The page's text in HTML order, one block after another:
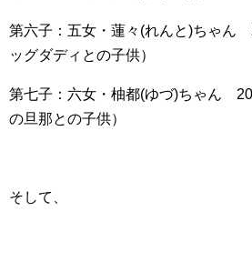
第六子：五女・蓮々(れんと)ちゃん
ッグダディとの子供）
第七子：六女・柚都(ゆづ)ちゃん
の旦那との子供）
そして、